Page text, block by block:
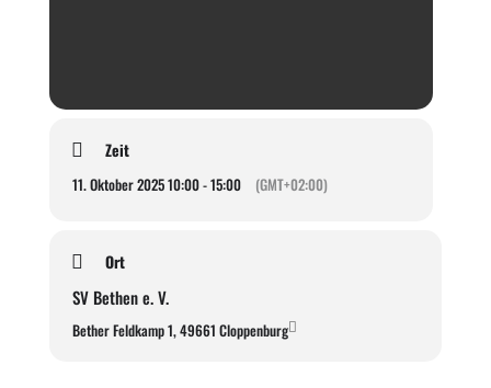
Zeit
11. Oktober 2025 10:00 - 15:00 (GMT+02:00)
Ort
SV Bethen e. V.
Bether Feldkamp 1, 49661 Cloppenburg